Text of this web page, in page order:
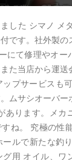
した シマノ メ
です。社外製の
にて修理やオー
た当店から運送
プサービスも
ムサシオーバー
あります。メカ
ね。 究極の性
ルで新たな釣
用 オイル、ワ